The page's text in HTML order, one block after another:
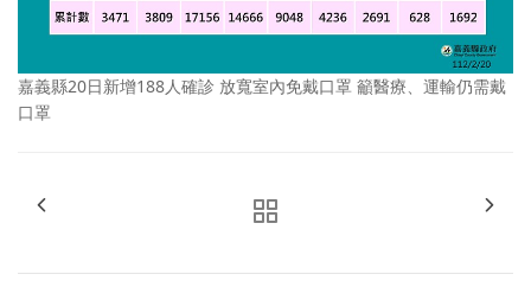
嘉義縣20日新增188人確診 放寬室內免戴口罩 籲醫療、運輸仍需戴
口罩